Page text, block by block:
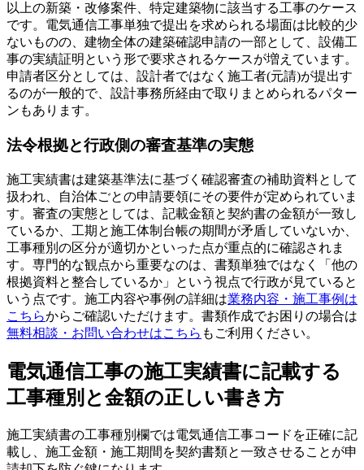
以上の新築・改修案件、特定建築物に該当する工事のケース
です。電気通信工事単独で提出を求められる場面は比較的少
ないものの、建物全体の建築確認申請の一部として、設備工
事の実績証明という形で要求されるケースが増えています。
申請者区分としては、設計者ではなく施工者(元請)が提出す
るのが一般的で、設計事務所経由で取りまとめられるパター
ンもあります。
法令根拠と行政側の審査基準の実態
施工実績書は建築基準法に基づく確認審査の補助資料として
扱われ、自治体ごとの申請要領にその要件が定められていま
す。審査の実態としては、記載金額と契約書の金額が一致し
ているか、工期と施工体制台帳の期間が矛盾していないか、
工事種別の区分が適切かといった点が重点的に確認されま
す。専門的な観点から重要なのは、書類単独ではなく「他の
根拠資料と整合しているか」という視点で行政が見ていると
いう点です。施工内容や事例の詳細は業務内容・施工事例は
こちらからご確認いただけます。書類作成でお困りの場合は
無料相談・お問い合わせはこちら もご利用ください。
電気通信工事の施工実績書に記載する
工事種別と金額の正しい書き方
施工実績書の工事種別欄では電気通信工事コードを正確に記
載し、施工金額・施工期間を契約書類と一致させることが申